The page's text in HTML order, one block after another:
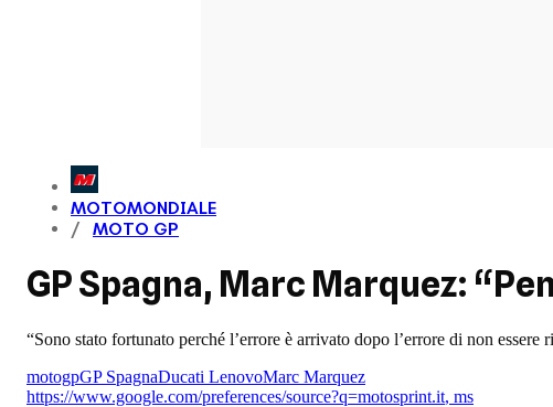
MOTOMONDIALE
MOTO GP
GP Spagna, Marc Marquez:
“Sono stato fortunato perché l’errore è arrivato dopo l’errore di non
motogpGP SpagnaDucati LenovoMarc Marquez
https://www.google.com/preferences/source?q=motosprint.it, ms